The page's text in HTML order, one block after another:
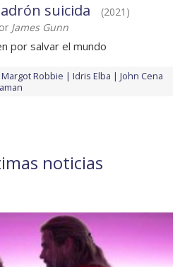
suicida
(2021)
James Gunn
por salvar el mundo
Margot Robbie Idris Elba
John Cena
noticias